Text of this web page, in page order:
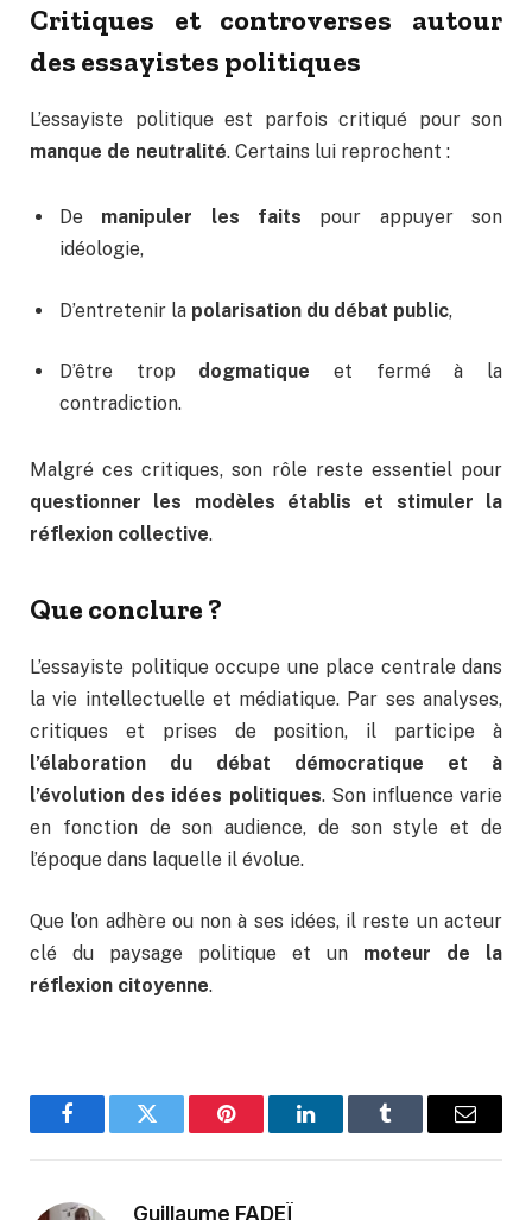
Critiques et controverses autour
des essayistes politiques
L’essayiste politique est parfois critiqué pour son
manque de neutralité. Certains lui reprochent :
De manipuler les faits pour appuyer son
idéologie,
D’entretenir la polarisation du débat public,
D’être trop dogmatique et fermé à la
contradiction.
Malgré ces critiques, son rôle reste essentiel pour
questionner les modèles établis et stimuler la
réflexion collective.
Que conclure ?
L’essayiste politique occupe une place centrale dans
la vie intellectuelle et médiatique. Par ses analyses,
critiques et prises de position, il participe à
l’élaboration du débat démocratique et à
l’évolution des idées politiques. Son influence varie
en fonction de son audience, de son style et de
l’époque dans laquelle il évolue.
Que l’on adhère ou non à ses idées, il reste un acteur
clé du paysage politique et un moteur de la
réflexion citoyenne.
FacebookTwitter Pinterest LinkedInTumblr Email
Guillaume FADEÏ